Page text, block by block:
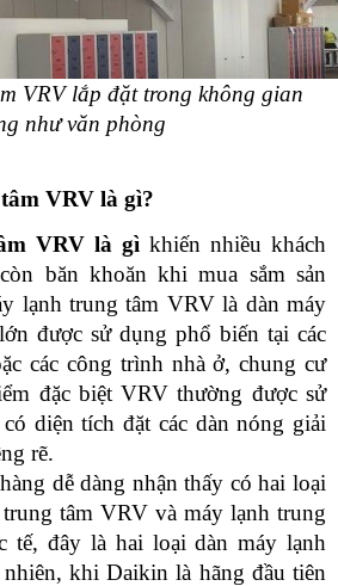
VRV lắp đặt trong không gian
như văn phòng
VRV là gì?
VRV là gì khiến nhiều khách
băn khoăn khi mua sắm sản
lạnh trung tâm VRV là dàn máy
được sử dụng phổ biến tại các
các công trình nhà ở, chung cư
đặc biệt VRV thường được sử
diện tích đặt các dàn nóng giải
rẽ.
dễ dàng nhận thấy có hai loại
tâm VRV và máy lạnh trung
tế, đây là hai loại dàn máy lạnh
khi Daikin là hãng đầu tiên